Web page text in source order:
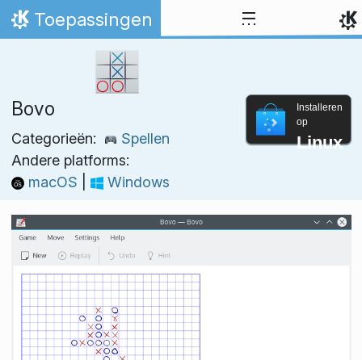
Spring naar inhoud
Thuis
Toepassingen
Bovo
Categorieën:
Spellen
Andere platforms:
macOS
Windows
Installeren
op
Linux